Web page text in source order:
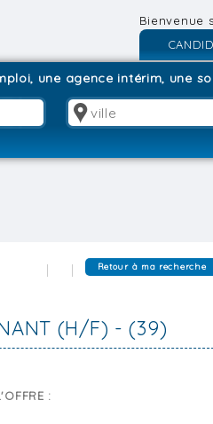
Bienvenue
une agence intérim, une
Retour à ma recherche
(H/F) - (39)
: